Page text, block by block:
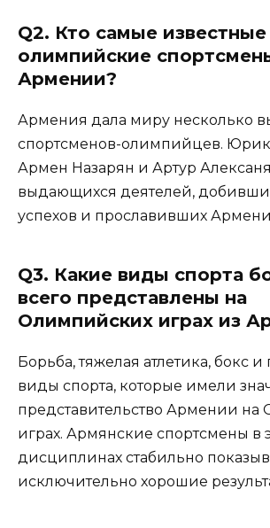
Q2. Кто самые известные
олимпийские
Армении?
Армения дала миру несколько
спортсменов-олимпийцев.
Армен Назарян и Артур
выдающихся деятелей,
успехов и прославивших
Q3. Какие виды спорта
всего представлены на
Олимпийских играх из
Борьба, тяжелая атлетика, бокс
виды спорта, которые имели
представительство Армении
играх. Армянские спортсмены в
дисциплинах стабильно
исключительно хорошие